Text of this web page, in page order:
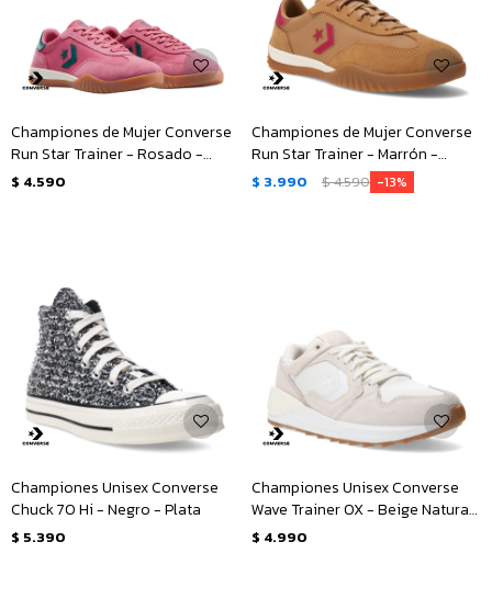
Championes de Mujer Converse
Run Star Trainer - Rosado -
Verde
$ 4.590
Championes de Mujer Converse
Run Star Trainer - Marrón -
Rosado
$ 3.990 $4.590 13
Championes Unisex Converse
Chuck 70 Hi - Negro - Plata
$ 5.390
Championes Unisex Converse
Wave Trainer OX - Beige Natural
- Blanco
$ 4.990